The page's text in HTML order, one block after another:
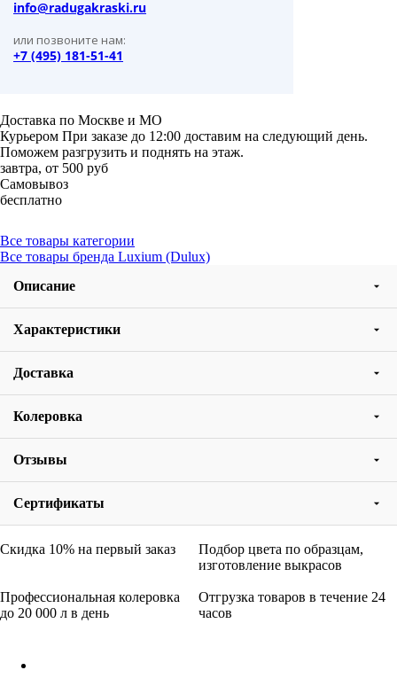
info@radugakraski.ru
или позвоните нам:
+7 (495) 181-51-41
Доставка по Москве и МО
Курьером При заказе до 12:00 доставим на следующий день.
Поможем разгрузить и поднять на этаж.
завтра, от 500 руб
Самовывоз
бесплатно
Все товары категории
Все товары бренда Luxium (Dulux)
Описание
Характеристики
Доставка
Колеровка
Отзывы
Сертификаты
Скидка 10% на первый заказ
Подбор цвета по образцам,
изготовление выкрасов
Профессиональная колеровка
до 20 000 л в день
Отгрузка товаров в течение 24
часов